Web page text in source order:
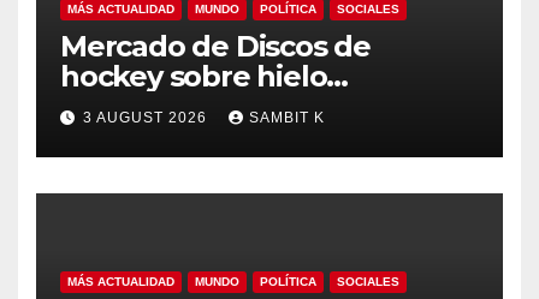
MÁS ACTUALIDAD MUNDO POLÍTICA SOCIALES
Mercado de Discos de
hockey sobre hielo
Tendencias Regionales,
Tamaño del Mercado y
Oportunidades hasta 2035
3 AUGUST 2026 SAMBIT K
MÁS ACTUALIDAD MUNDO POLÍTICA SOCIALES